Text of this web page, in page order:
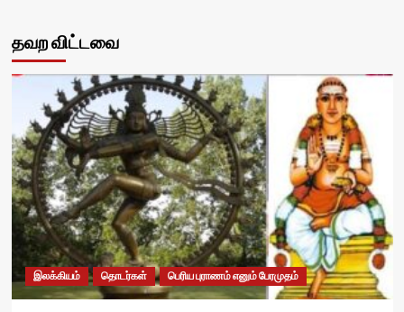
தவற விட்டவை
இலக்கியம் தொடர்கள் பெரிய புராணம் எனும் பேரமுதம்